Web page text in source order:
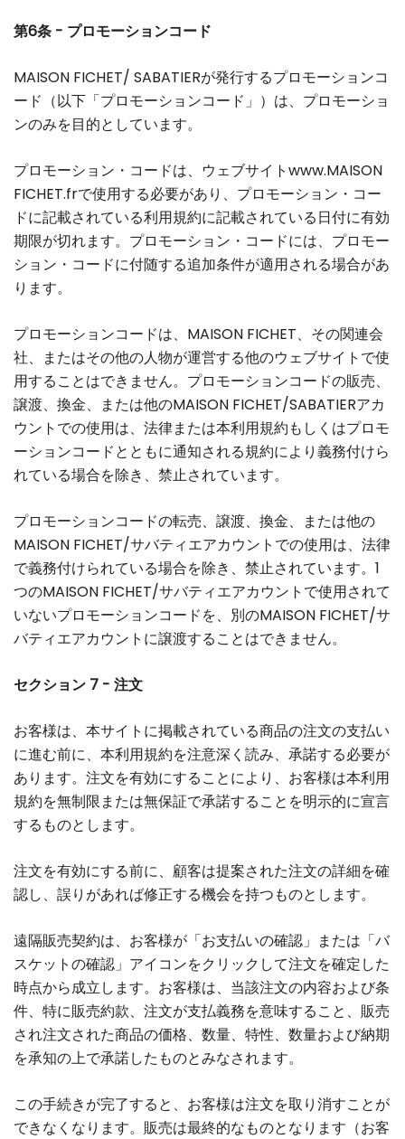
第6条 - プロモーションコード
MAISON FICHET/ SABATIERが発行するプロモーションコ
ード（以下「プロモーションコード」）は、プロモーショ
ンのみを目的としています。
プロモーション・コードは、ウェブサイトwww.MAISON
FICHET.frで使用する必要があり、プロモーション・コー
ドに記載されている利用規約に記載されている日付に有効
期限が切れます。プロモーション・コードには、プロモー
ション・コードに付随する追加条件が適用される場合があ
ります。
プロモーションコードは、MAISON FICHET、その関連会
社、またはその他の人物が運営する他のウェブサイトで使
用することはできません。プロモーションコードの販売、
譲渡、換金、または他のMAISON FICHET/SABATIERアカ
ウントでの使用は、法律または本利用規約もしくはプロモ
ーションコードとともに通知される規約により義務付けら
れている場合を除き、禁止されています。
プロモーションコードの転売、譲渡、換金、または他の
MAISON FICHET/サバティエアカウントでの使用は、法律
で義務付けられている場合を除き、禁止されています。1
つのMAISON FICHET/サバティエアカウントで使用されて
いないプロモーションコードを、別のMAISON FICHET/サ
バティエアカウントに譲渡することはできません。
セクション 7 - 注文
お客様は、本サイトに掲載されている商品の注文の支払い
に進む前に、本利用規約を注意深く読み、承諾する必要が
あります。注文を有効にすることにより、お客様は本利用
規約を無制限または無保証で承諾することを明示的に宣言
するものとします。
注文を有効にする前に、顧客は提案された注文の詳細を確
認し、誤りがあれば修正する機会を持つものとします。
遠隔販売契約は、お客様が「お支払いの確認」または「バ
スケットの確認」アイコンをクリックして注文を確定した
時点から成立します。お客様は、当該注文の内容および条
件、特に販売約款、注文が支払義務を意味すること、販売
され注文された商品の価格、数量、特性、数量および納期
を承知の上で承諾したものとみなされます。
この手続きが完了すると、お客様は注文を取り消すことが
できなくなります。販売は最終的なものとなります（お客